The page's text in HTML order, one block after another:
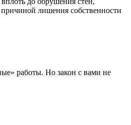
лишения собственности
работы. Но закон с вами не